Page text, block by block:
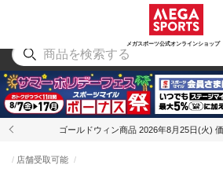
メガスポーツ公式オンラインショップ
アウトドア
ゴールドウィン商品 2026年8月25日(火)
店舗受取可能